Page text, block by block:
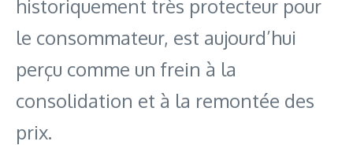
historiquement très protecteur pour
le consommateur, est aujourd’hui
perçu comme un frein à la
consolidation et à la remontée des
prix.